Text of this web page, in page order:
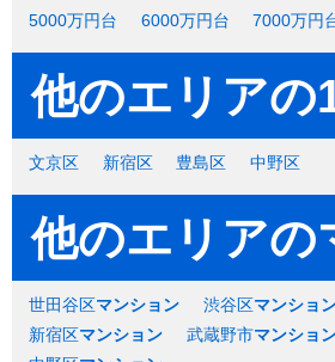
5000万円台 6000万円台 7000万円
他のエリアの
文京区 新宿区 豊島区 中野区
他のエリアの
世田谷区マンション 渋谷区マンショ
新宿区マンション 武蔵野市マンショ